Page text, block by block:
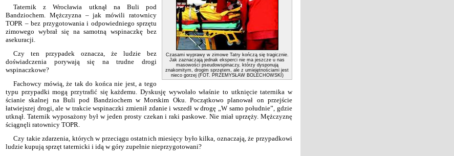
Czasami wyprawy w zimowe Tatry kończą się tragicznie.
Jak zaznaczają jednak eksperci nie ma jeszcze u nas
masowości pseudowspinaczy, którzy dysponują
znakomitym, drogim sprzętem, ale z umiejętnościami jest
nieco gorzej (FOT. PRZEMYSŁAW BOLECHOWSKI)
Taternik z Wrocławia utknął na Buli pod
Bandziochem. Mężczyzna – jak mówili ratownicy
TOPR – bez przygotowania i odpowiedniego sprzętu
zimowego wybrał się na samotną wspinaczkę bez
asekuracji.
Czy ten przypadek oznacza, że ludzie bez
doświadczenia porywają się na trudne drogi
wspinaczkowe?
Fachowcy mówią, że tak do końca nie jest, a tego
typu przypadki mogą przytrafić się każdemu. Dyskusję wywołało właśnie to utknięcie taternika w
ścianie skalnej na Buli pod Bandziochem w Morskim Oku. Początkowo planował on przejście
łatwiejszej drogi, ale w trakcie wspinaczki zmienił zdanie i wszedł w drogę „W samo południe”, gdzie
utknął. Taternik wyposażony był w jeden prosty czekan i raki paskowe. Nie miał uprzęży. Mężczyznę
ściągnęli ratownicy TOPR.
Czy takie zdarzenia, których w przeciągu ostatnich miesięcy było kilka, oznaczają, że przypadkowi
ludzie kupują sprzęt taternicki i idą w góry zupełnie nieprzygotowani?